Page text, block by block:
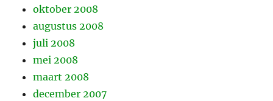
oktober 2008
augustus 2008
juli 2008
mei 2008
maart 2008
december 2007